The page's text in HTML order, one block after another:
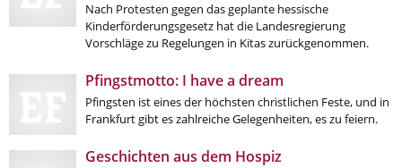
Nach Protesten gegen das geplante hessische
Kinderförderungsgesetz hat die Landesregierung
Vorschläge zu Regelungen in Kitas zurückgenommen.
Pfingstmotto: I have a dream
Pfingsten ist eines der höchsten christlichen Feste, und in
Frankfurt gibt es zahlreiche Gelegenheiten, es zu feiern.
Geschichten aus dem Hospiz